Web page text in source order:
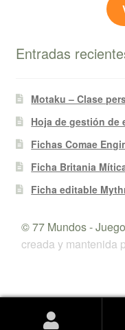
Entradas
Motaku – Clase
Hoja de gestión de
Fichas Comae
Ficha Britania
Ficha editable
© 77 Mundos -
creada y mantenida